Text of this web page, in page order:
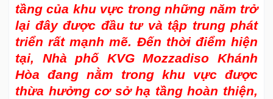
tầng của khu vực trong những năm trở
lại đây được đầu tư và tập trung phát
triển rất mạnh mẽ. Đến thời điểm hiện
tại, Nhà phố KVG Mozzadiso Khánh
Hòa đang nằm trong khu vực được
thừa hưởng cơ sở hạ tầng hoàn thiện,